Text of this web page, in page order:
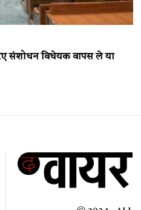
संशोधन विधेयक वापस ले या